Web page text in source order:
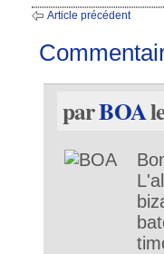
Article précédent
parBOA